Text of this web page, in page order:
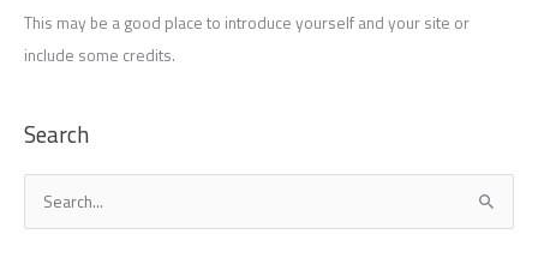
This may be a good place to introduce yourself and your site or
include some credits.
Search
ø